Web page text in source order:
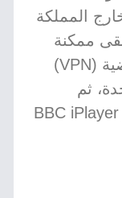
المملكة
ممكنة
عبر استخدام شبكة خاصة افتراضية (VPN)
ثم
مشاهدة البث المحلي مجاناً عبر BBC iPlayer